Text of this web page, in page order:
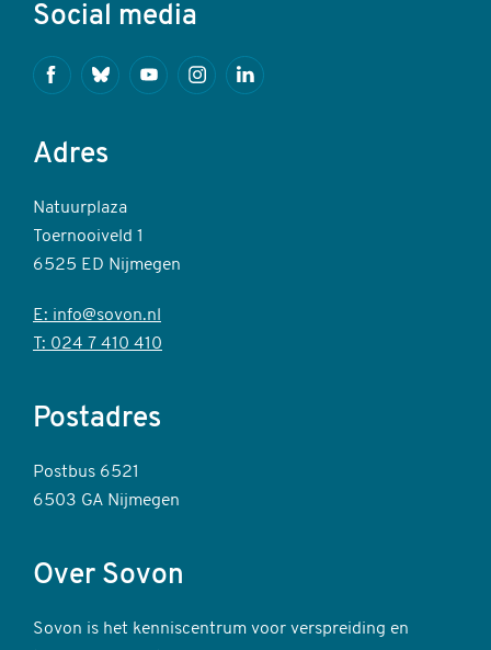
Social media
FacebookBlueskyYoutubeInstagramLinkedin
Adres
Natuurplaza
Toernooiveld 1
6525 ED Nijmegen
E: info@sovon.nl
T: 024 7 410 410
Postadres
Postbus 6521
6503 GA Nijmegen
Over Sovon
Sovon is het kenniscentrum voor verspreiding en